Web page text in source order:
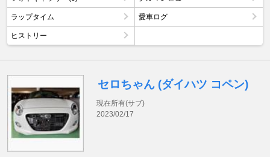
ラップタイム 愛車ログ
ヒストリー
セロちゃん (ダイハツ コペン)
現在所有(サブ)
2023/02/17